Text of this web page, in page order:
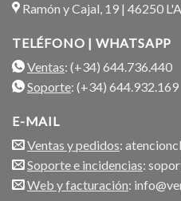
Ramón y Cajal, 19 | 46250
TELÉFONO | WHATSAPP
Ventas: (+34) 644.736.440
Soporte: (+34) 644.932.169
E-MAIL
Ventas y pedidos:
Soporte e incidencias:
Web y facturación: